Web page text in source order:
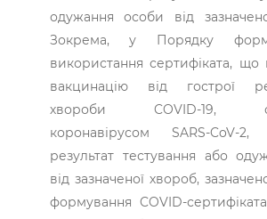
одужання особи від
Зокрема, у Порядку
використання сертифіката, що
вакцинацію від гострої
хвороби COVID-19,
коронавірусом SARS-CoV-2,
результат тестування або
від зазначеної хвороб,
формування COVID-